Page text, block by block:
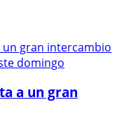
a un gran